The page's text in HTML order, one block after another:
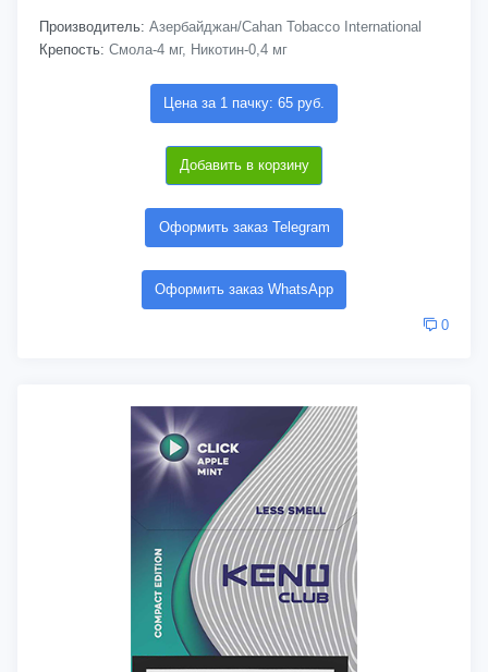
Производитель: Азербайджан/Cahan Tobacco International
Крепость: Смола-4 мг, Никотин-0,4 мг
Цена за 1 пачку: 65 руб.
Добавить в корзину
Оформить заказ Telegram
Оформить заказ WhatsApp
0